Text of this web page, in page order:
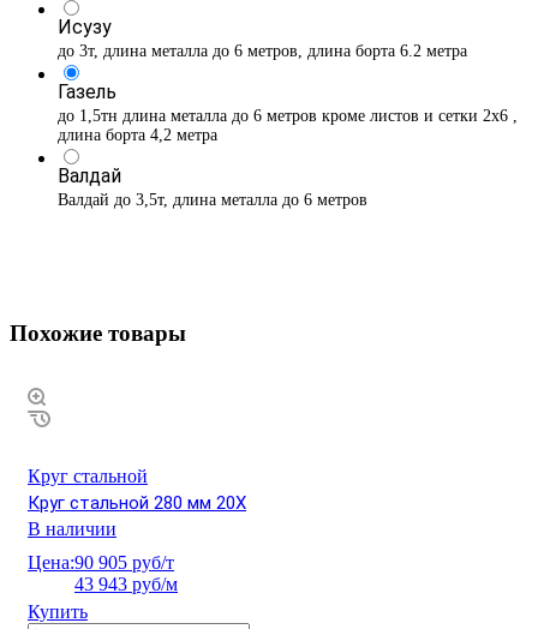
Исузу
до 3т, длина металла до 6 метров, длина борта 6.2 метра
Газель
до 1,5тн длина металла до 6 метров кроме листов и сетки 2х6 ,
длина борта 4,2 метра
Валдай
Валдай до 3,5т, длина металла до 6 метров
Похожие товары
Круг стальной
Круг стальной 280 мм 20Х
В наличии
Цена:90 905 руб/т
43 943 руб/м
Купить